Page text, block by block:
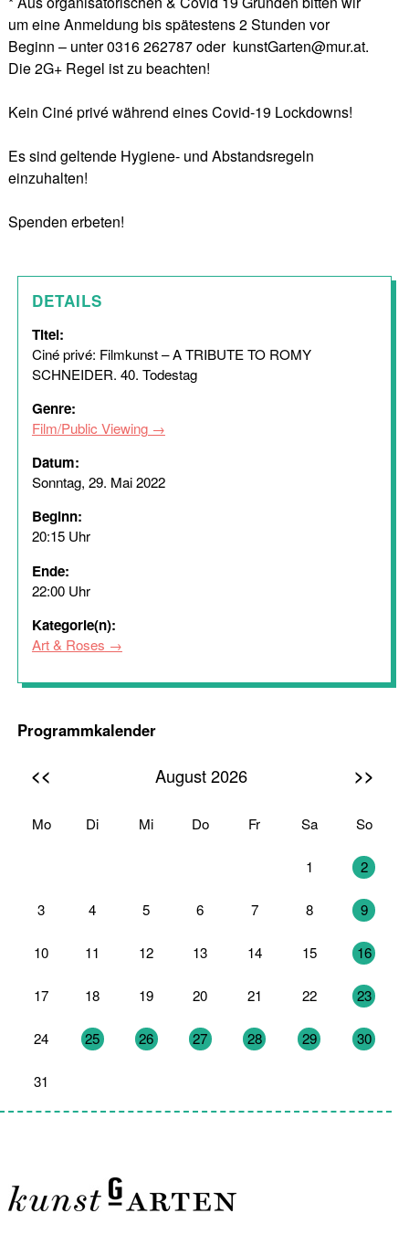
um eine Anmeldung bis spätestens 2 Stunden vor
Beginn – unter 0316 262787 oder kunstGarten@mur.at.
Die 2G+ Regel ist zu beachten!
Kein Ciné privé während eines Covid-19 Lockdowns!
Es sind geltende Hygiene- und Abstandsregeln
einzuhalten!
Spenden erbeten!
DETAILS
Titel:
Ciné privé: Filmkunst – A TRIBUTE TO ROMY
SCHNEIDER. 40. Todestag
Genre:
Film/Public Viewing
Datum:
Sonntag, 29. Mai 2022
Beginn:
20:15 Uhr
Ende:
22:00 Uhr
Kategorie(n):
Art & Roses
Programmkalender
<< August 2026 >>
Mo Di Mi Do Fr Sa So
1 2
3 4 5 6 7 8 9
10 11 12 13 14 15 16
17 18 19 20 21 22 23
24 25 26 27 28 29 30
31